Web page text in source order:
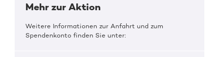
Mehr zur Aktion
Weitere Informationen zur Anfahrt und zum
Spendenkonto finden Sie unter: